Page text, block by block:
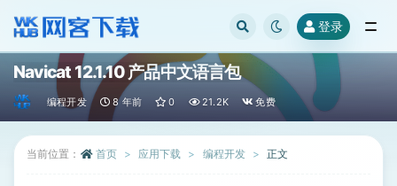
登录
Navicat 12.1.10 产品中文语言包
编程开发 8 年前 0 21.2K 免费
当前位置： 首页 应用下载 编程开发 正文
全部